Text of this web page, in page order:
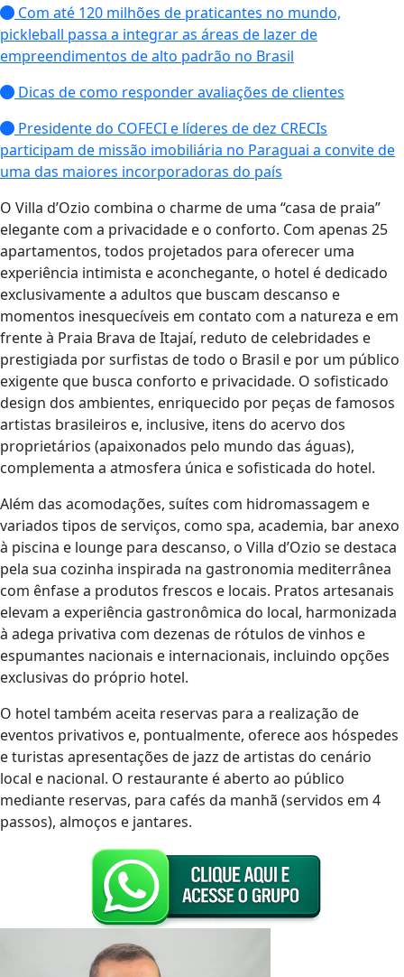
Com até 120 milhões de praticantes no mundo,
pickleball passa a integrar as áreas de lazer de
empreendimentos de alto padrão no Brasil
Dicas de como responder avaliações de clientes
Presidente do COFECI e líderes de dez CRECIs
participam de missão imobiliária no Paraguai a convite de
uma das maiores incorporadoras do país
O Villa d’Ozio combina o charme de uma “casa de praia”
elegante com a privacidade e o conforto. Com apenas 25
apartamentos, todos projetados para oferecer uma
experiência intimista e aconchegante, o hotel é dedicado
exclusivamente a adultos que buscam descanso e
momentos inesquecíveis em contato com a natureza e em
frente à Praia Brava de Itajaí, reduto de celebridades e
prestigiada por surfistas de todo o Brasil e por um público
exigente que busca conforto e privacidade. O sofisticado
design dos ambientes, enriquecido por peças de famosos
artistas brasileiros e, inclusive, itens do acervo dos
proprietários (apaixonados pelo mundo das águas),
complementa a atmosfera única e sofisticada do hotel.
Além das acomodações, suítes com hidromassagem e
variados tipos de serviços, como spa, academia, bar anexo
à piscina e lounge para descanso, o Villa d’Ozio se destaca
pela sua cozinha inspirada na gastronomia mediterrânea
com ênfase a produtos frescos e locais. Pratos artesanais
elevam a experiência gastronômica do local, harmonizada
à adega privativa com dezenas de rótulos de vinhos e
espumantes nacionais e internacionais, incluindo opções
exclusivas do próprio hotel.
O hotel também aceita reservas para a realização de
eventos privativos e, pontualmente, oferece aos hóspedes
e turistas apresentações de jazz de artistas do cenário
local e nacional. O restaurante é aberto ao público
mediante reservas, para cafés da manhã (servidos em 4
passos), almoços e jantares.